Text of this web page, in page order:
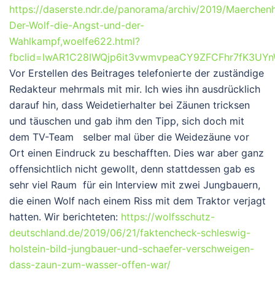
https://daserste.ndr.de/panorama/archiv/2019/
Der-Wolf-die-Angst-und-der-
Wahlkampf,woelfe622.html?
Vor Erstellen des Beitrages telefonierte der zuständige
Redakteur mehrmals mit mir. Ich wies ihn ausdrücklich
darauf hin, dass Weidetierhalter bei Zäunen tricksen
und täuschen und gab ihm den Tipp, sich doch mit
dem TV-Team selber mal über die Weidezäune vor
Ort einen Eindruck zu beschafften. Dies war aber ganz
offensichtlich nicht gewollt, denn stattdessen gab es
sehr viel Raum für ein Interview mit zwei Jungbauern,
die einen Wolf nach einem Riss mit dem Traktor verjagt
hatten. Wir berichteten: https://wolfsschutz-
deutschland.de/2019/06/21/faktencheck-schleswig-
holstein-bild-jungbauer-und-schaefer-verschweigen-
dass-zaun-zum-wasser-offen-war/